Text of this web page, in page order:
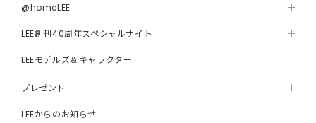
@homeLEE
LEE創刊40周年スペシャルサイト
LEEモデルズ＆キャラクター
プレゼント
LEEからのお知らせ